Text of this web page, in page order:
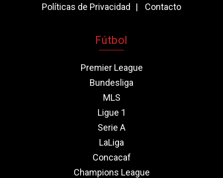
Políticas de Privacidad
Contacto
Fútbol
Premier League
Bundesliga
MLS
Ligue 1
Serie A
LaLiga
Concacaf
Champions League